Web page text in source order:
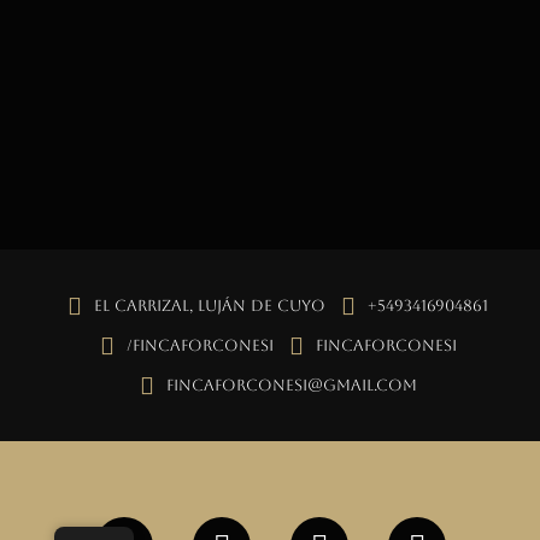
El Carrizal, Luján de Cuyo +5493416904861
/fincaforconesi fincaforconesi
fincaforconesi@gmail.com